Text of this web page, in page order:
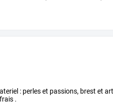
: perles et passions, brest et
.